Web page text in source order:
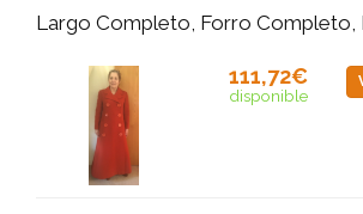
Largo Completo, Forro Completo,
111,72€
disponible